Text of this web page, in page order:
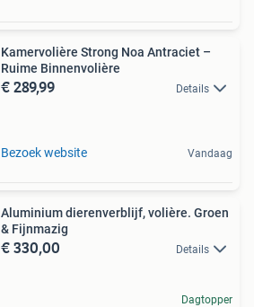
Kamervolière Strong Noa Antraciet –
Ruime Binnenvolière
€ 289,99 Details
Bezoek website Vandaag
Aluminium dierenverblijf, volière. Groen
& Fijnmazig
€ 330,00 Details
Dagtopper